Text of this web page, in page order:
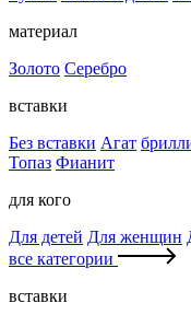
материал
Золото Серебро
вставки
Без вставки Агат
Топаз Фианит
для кого
Для детей Для женщин
все категории
вставки